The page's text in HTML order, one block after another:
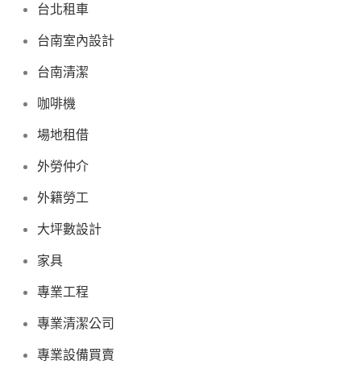
台北租車
台南室內設計
台南清潔
咖啡機
場地租借
外勞仲介
外籍勞工
大坪數設計
家具
專業工程
專業清潔公司
專業設備買賣